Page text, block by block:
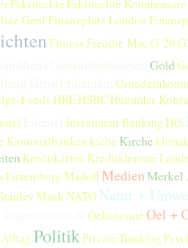
FakruechteFakruechte Kommentare
GenfFinanzplatz London
FitnessFreddie MacG-20
Gold
FondsHREHSBCHummler
Investment BankingIRS
Kantonalbanken kiche Kirche
Kreditkarten Kreditklemme
LuxemburgMadoffMedienMerkel
MuskNATONatur +
OekonomieOel +
PolitikPrivate Banking